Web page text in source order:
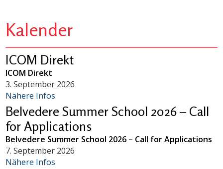
Kalender
ICOM Direkt
ICOM Direkt
3. September 2026
Nähere Infos
Belvedere Summer School 2026 – Call
for Applications
Belvedere Summer School 2026 – Call for Applications
7. September 2026
Nähere Infos